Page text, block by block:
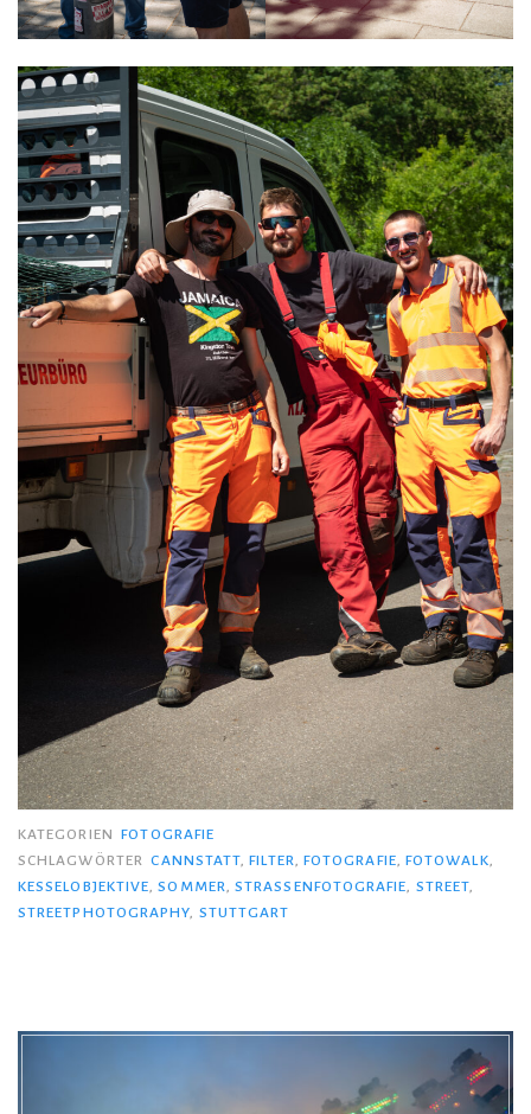
KATEGORIEN FOTOGRAFIE
SCHLAGWÖRTER
CANNSTATT ,FILTER FOTOGRAFIE FOTOWALK
KESSELOBJEKTIVE ,SOMMER ,STRASSENFOTOGRAFIE STREET
STREETPHOTOGRAPHY STUTTGART